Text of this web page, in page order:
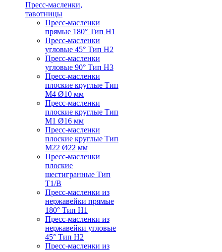
Пресс-масленки,
тавотницы
Пресс-масленки
прямые 180° Тип H1
Пресс-масленки
угловые 45° Тип H2
Пресс-масленки
угловые 90° Тип H3
Пресс-масленки
плоские круглые Тип
M4 Ø10 мм
Пресс-масленки
плоские круглые Тип
M1 Ø16 мм
Пресс-масленки
плоские круглые Тип
M22 Ø22 мм
Пресс-масленки
плоские
шестигранные Тип
T1/B
Пресс-масленки из
нержавейки прямые
180° Тип H1
Пресс-масленки из
нержавейки угловые
45° Тип H2
Пресс-масленки из